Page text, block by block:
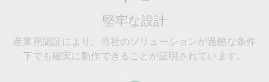
堅牢な設計
産業用認証により、当社のソリューションが過酷な条件
下でも確実に動作できることが証明されています。